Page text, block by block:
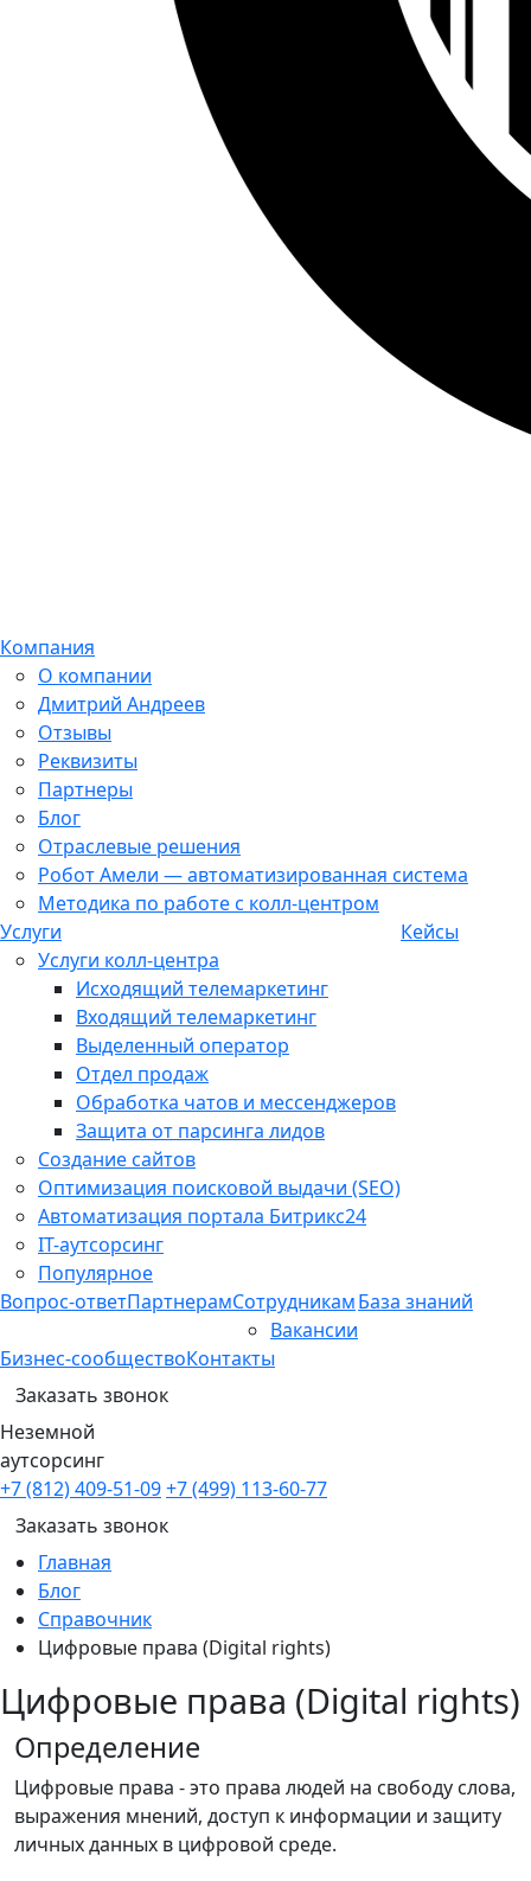
Компания
О компании
Дмитрий Андреев
Отзывы
Реквизиты
Партнеры
Блог
Отраслевые решения
Робот Амели — автоматизированная система
Методика по работе с колл-центром
Услуги
Услуги колл-центра
Исходящий телемаркетинг
Входящий телемаркетинг
Выделенный оператор
Отдел продаж
Обработка чатов и мессенджеров
Защита от парсинга лидов
Создание сайтов
Оптимизация поисковой выдачи (SEO)
Автоматизация портала Битрикс24
IT-аутсорсинг
Популярное
Кейсы
Вопрос-ответПартнерамСотрудникам
Вакансии
База знаний
Бизнес-сообществоКонтакты
Заказать звонок
Неземной
аутсорсинг
+7 (812) 409-51-09+7 (499) 113-60-77
Заказать звонок
Главная
Блог
Справочник
Цифровые права (Digital rights)
Цифровые права (Digital rights)
Определение
Цифровые права - это права людей на свободу слова,
выражения мнений, доступ к информации и защиту
личных данных в цифровой среде.